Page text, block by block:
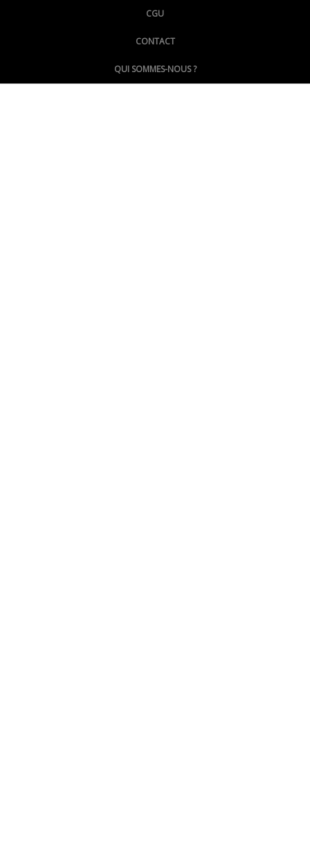
@LePoingMontpellier
CGU
CONTACT
QUI SOMMES-NOUS ?